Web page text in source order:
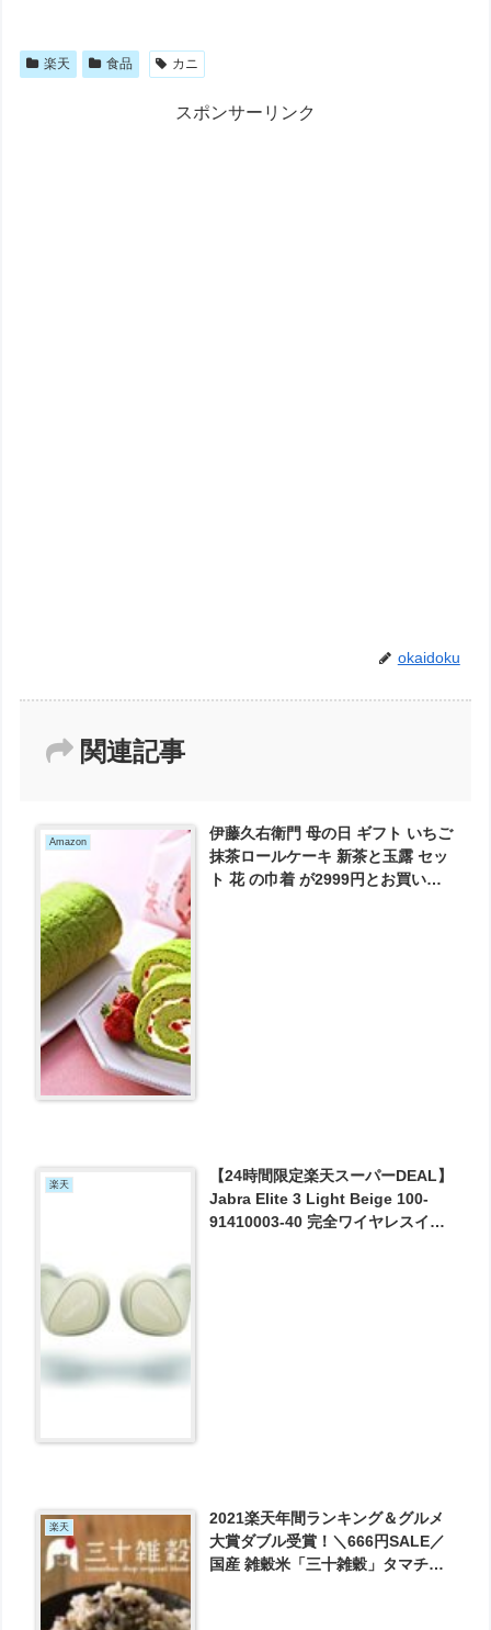
楽天 食品 カニ
スポンサーリンク
okaidoku
関連記事
Amazon
伊藤久右衛門 母の日 ギフト いちご
抹茶ロールケーキ 新茶と玉露 セッ
ト 花 の巾着 が2999円とお買い
楽天
【24時間限定楽天スーパーDEAL】
Jabra Elite 3 Light Beige 100-
91410003-40 完全ワイヤレスイヤ
楽天
2021楽天年間ランキング＆グルメ
大賞ダブル受賞！＼666円SALE／
国産 雑穀米「三十雑穀」タマチャ